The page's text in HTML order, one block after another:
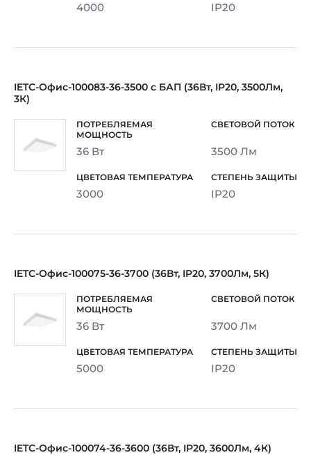
4000 IP20
IETC-Офис-100083-36-3500 с БАП (36Вт, IP20, 3500Лм,
3К)
36 Вт 3500 Лм
3000 IP20
IETC-Офис-100075-36-3700 (36Вт, IP20, 3700Лм, 5К)
36 Вт 3700 Лм
5000 IP20
IETC-Офис-100074-36-3600 (36Вт, IP20, 3600Лм, 4К)